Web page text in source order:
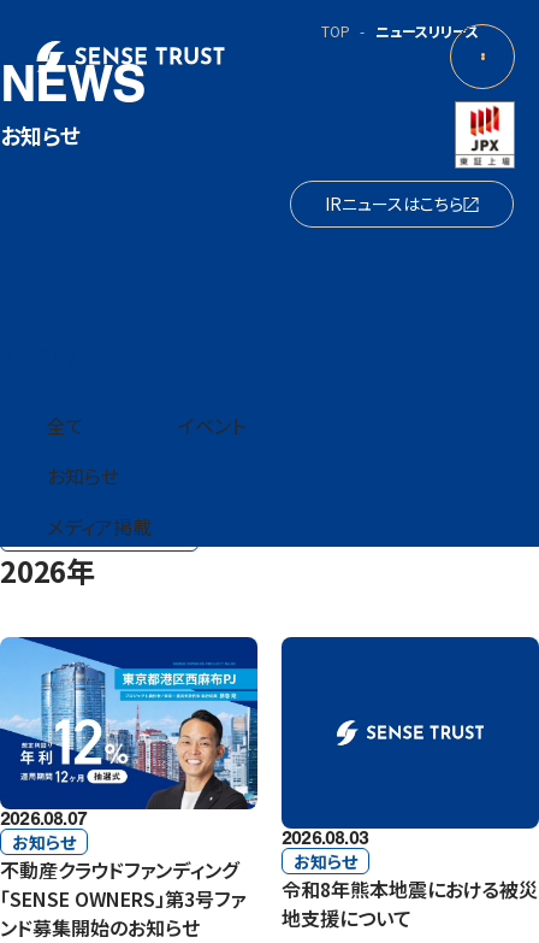
TOP ニュースリリース
NEWS
お知らせ
IRニュースはこちら
全て
イベント
お知らせ
メディア掲載
2026年
2026.08.07
お知らせ
不動産クラウドファンディング
「SENSE OWNERS」第3号ファ
ンド募集開始のお知らせ
2026.08.03
お知らせ
令和8年熊本地震における被災
地支援について